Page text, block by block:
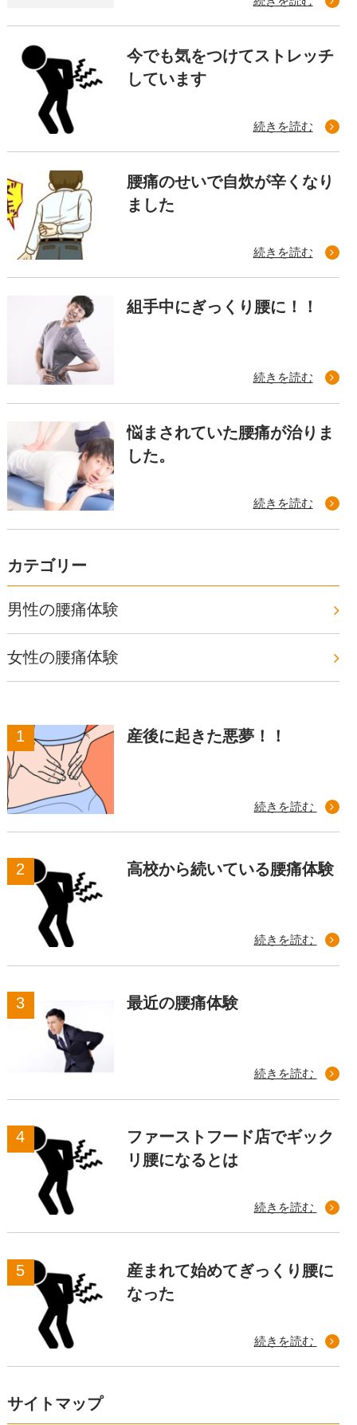
今でも気をつけてストレッチ
しています
続きを読む
腰痛のせいで自炊が辛くなり
ました
続きを読む
組手中にぎっくり腰に！！
続きを読む
悩まされていた腰痛が治りま
した。
続きを読む
カテゴリー
男性の腰痛体験
女性の腰痛体験
産後に起きた悪夢！！
続きを読む
高校から続いている腰痛体験
続きを読む
最近の腰痛体験
続きを読む
ファーストフード店でギック
リ腰になるとは
続きを読む
産まれて始めてぎっくり腰に
なった
続きを読む
サイトマップ